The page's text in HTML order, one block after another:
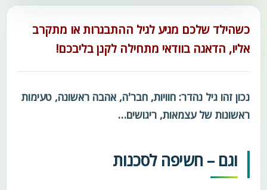
כשהילד שלכם מגיע לגיל ההתבגרות או מתקרב
אליו, הדאגה בוודאי מתחילה לקנן בליבכם!
נכון זהו גיל נהדר: חוויות, חבר'ה, אהבה ראשונה, טעימות
ראשונות של עצמאות, ריגושים…
וגם – חשיפה לסכנות